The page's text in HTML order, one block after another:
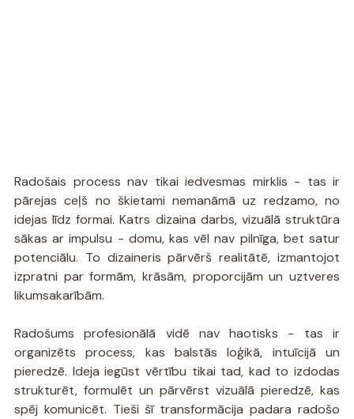
Radošais process nav tikai iedvesmas mirklis - tas ir
pārejas ceļš no škietami nemanāmā uz redzamo, no
idejas līdz formai. Katrs dizaina darbs, vizuālā struktūra
sākas ar impulsu - domu, kas vēl nav pilnīga, bet satur
potenciālu. To dizaineris pārvērš realitātē, izmantojot
izpratni par formām, krāsām, proporcijām un uztveres
likumsakarībām.
Radošums profesionālā vidē nav haotisks - tas ir
organizēts process, kas balstās loģikā, intuīcijā un
pieredzē. Ideja iegūst vērtību tikai tad, kad to izdodas
strukturēt, formulēt un pārvērst vizuālā pieredzē, kas
spēj komunicēt. Tieši šī transformācija padara radošo